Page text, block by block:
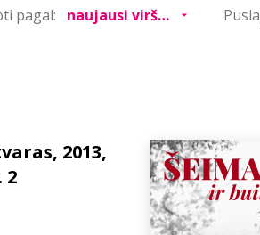
pagal:
2013,
2